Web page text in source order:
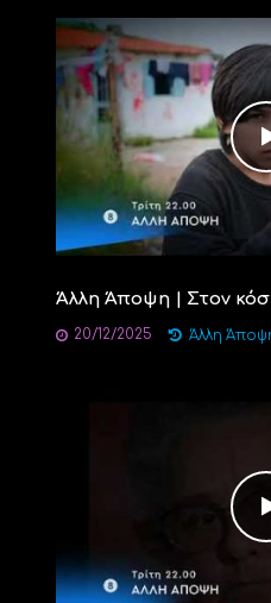
Άλλη Άποψη | Στον
20/12/2025 Άλλη